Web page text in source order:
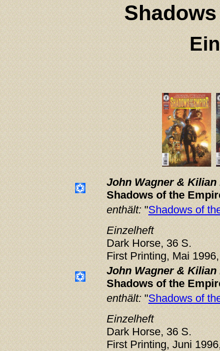
John Wagner & Kilian
Shadows of the
enthält:"Shadows of
Einzelheft
Dark Horse, 36 S.
First Printing, Mai
John Wagner & Kilian
Shadows of the
enthält:"Shadows of
Einzelheft
Dark Horse, 36 S.
First Printing, Juni